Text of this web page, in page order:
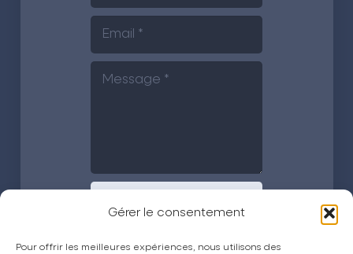
Gérer le consentement
Pour offrir les meilleures expériences, nous utilisons des